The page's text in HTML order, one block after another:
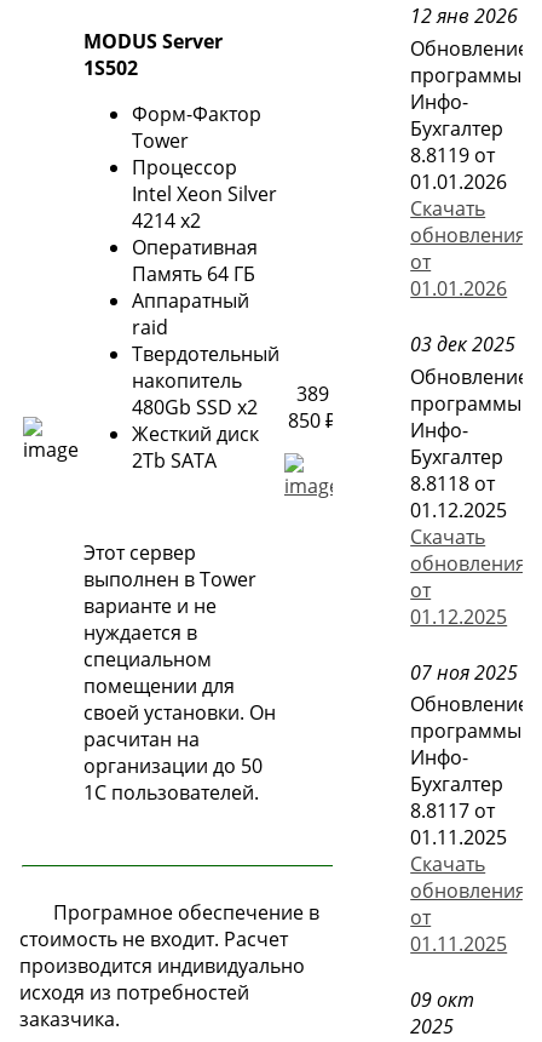
MODUS Server
1S502
Форм-Фактор
Tower
Процессор
Intel Xeon Silver
4214 x2
Оперативная
Память 64 ГБ
Аппаратный
raid
Твердотельный
накопитель
480Gb SSD x2
Жесткий диск
2Tb SATA
Этот сервер
выполнен в Tower
варианте и не
нуждается в
специальном
помещении для
своей установки. Он
расчитан на
организации до 50
1С пользователей.
389
850 ₽
Програмное обеспечение в
стоимость не входит. Расчет
производится индивидуально
исходя из потребностей
заказчика.
12 янв 2026
Обновление
программы
Инфо-
Бухгалтер
8.8119 от
01.01.2026
Скачать
обновления
от
01.01.2026
03 дек 2025
Обновление
программы
Инфо-
Бухгалтер
8.8118 от
01.12.2025
Скачать
обновления
от
01.12.2025
07 ноя 2025
Обновление
программы
Инфо-
Бухгалтер
8.8117 от
01.11.2025
Скачать
обновления
от
01.11.2025
09 окт
2025